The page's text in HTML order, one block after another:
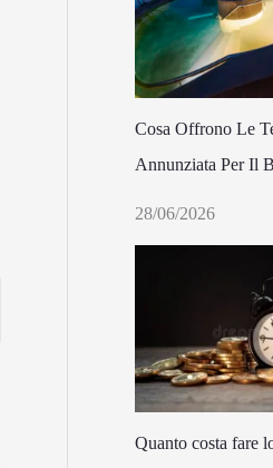
Cosa Offrono Le
Annunziata Per Il
28/06/2026
Quanto costa fare